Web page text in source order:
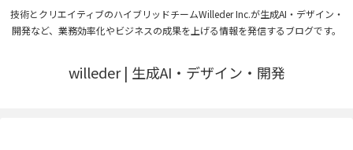
技術とクリエイティブのハイブリッドチームWilleder Inc.が生成AI・デザイン・
開発など、業務効率化やビジネスの成果を上げる情報を発信するブログです。
willeder | 生成AI・デザイン・開発